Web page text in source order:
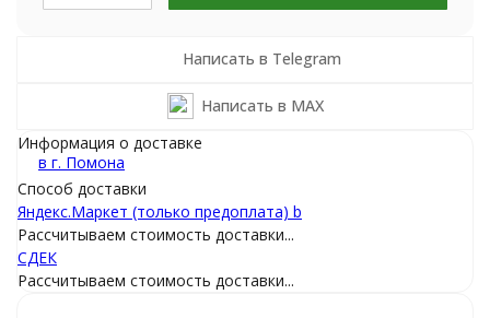
Написать в Telegram
Написать в MAX
Информация о доставке
в г. Помона
Способ доставки
Яндекс.Маркет (только предоплата) b
Рассчитываем стоимость доставки...
СДEК
Рассчитываем стоимость доставки...